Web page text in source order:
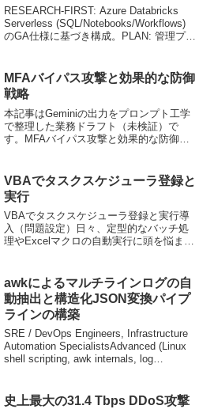
RESEARCH-FIRST: Azure Databricks
Serverless (SQL/Notebooks/Workflows)
のGA仕様に基づき構成。PLAN: 管理プレ
MFAバイパス攻撃と効果的な防御
戦略
本記事はGeminiの出力をプロンプト工学
で整理した業務ドラフト（未検証）で
す。MFAバイパス攻撃と効果的な防御戦
することで、アカウントのセキュリティ
を大幅に向上させ...
VBAでタスクスケジューラ登録と
実行
VBAでタスクスケジューラ登録と実行導
入（問題設定）日々、定型的なバッチ処
理やExcelマクロの自動実行に頭を悩ませ
頻繁な設定変更が必要な場合、非常に手
間がかかります...
awkによるマルチラインログの自
動抽出と構造化JSON変換パイプ
ラインの構築
SRE / DevOps Engineers, Infrastructure
Automation SpecialistsAdvanced (Linux
shell scripting, awk internals, log
史上最大の31.4 Tbps DDoS攻撃